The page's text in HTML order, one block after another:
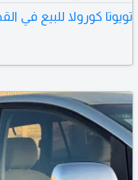
الموقع القصيم، عنيزة
تويوتا كورولا للبيع في